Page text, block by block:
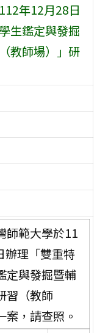
年12月28日
生鑑定與發掘
教師場）」研
師範大學於11
辦理「雙重特
定與發掘暨輔
習（教師
案，請查照。